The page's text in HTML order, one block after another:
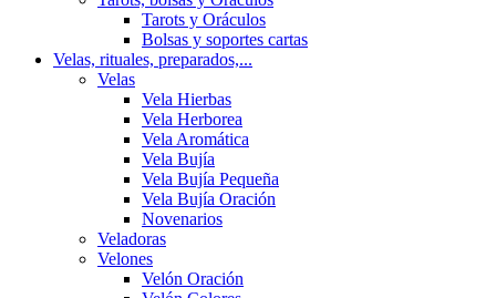
Tarots y Oráculos
Bolsas y soportes cartas
Velas, rituales, preparados,...
Velas
Vela Hierbas
Vela Herborea
Vela Aromática
Vela Bujía
Vela Bujía Pequeña
Vela Bujía Oración
Novenarios
Veladoras
Velones
Velón Oración